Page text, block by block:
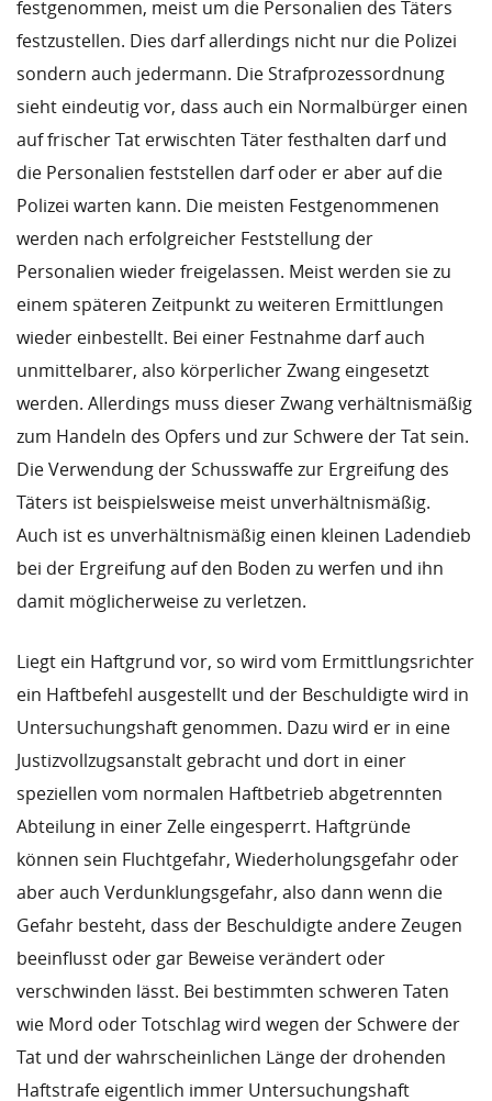
festgenommen, meist um die Personalien des Täters
festzustellen. Dies darf allerdings nicht nur die Polizei
sondern auch jedermann. Die Strafprozessordnung
sieht eindeutig vor, dass auch ein Normalbürger einen
auf frischer Tat erwischten Täter festhalten darf und
die Personalien feststellen darf oder er aber auf die
Polizei warten kann. Die meisten Festgenommenen
werden nach erfolgreicher Feststellung der
Personalien wieder freigelassen. Meist werden sie zu
einem späteren Zeitpunkt zu weiteren Ermittlungen
wieder einbestellt. Bei einer Festnahme darf auch
unmittelbarer, also körperlicher Zwang eingesetzt
werden. Allerdings muss dieser Zwang verhältnismäßig
zum Handeln des Opfers und zur Schwere der Tat sein.
Die Verwendung der Schusswaffe zur Ergreifung des
Täters ist beispielsweise meist unverhältnismäßig.
Auch ist es unverhältnismäßig einen kleinen Ladendieb
bei der Ergreifung auf den Boden zu werfen und ihn
damit möglicherweise zu verletzen.
Liegt ein Haftgrund vor, so wird vom Ermittlungsrichter
ein Haftbefehl ausgestellt und der Beschuldigte wird in
Untersuchungshaft genommen. Dazu wird er in eine
Justizvollzugsanstalt gebracht und dort in einer
speziellen vom normalen Haftbetrieb abgetrennten
Abteilung in einer Zelle eingesperrt. Haftgründe
können sein Fluchtgefahr, Wiederholungsgefahr oder
aber auch Verdunklungsgefahr, also dann wenn die
Gefahr besteht, dass der Beschuldigte andere Zeugen
beeinflusst oder gar Beweise verändert oder
verschwinden lässt. Bei bestimmten schweren Taten
wie Mord oder Totschlag wird wegen der Schwere der
Tat und der wahrscheinlichen Länge der drohenden
Haftstrafe eigentlich immer Untersuchungshaft